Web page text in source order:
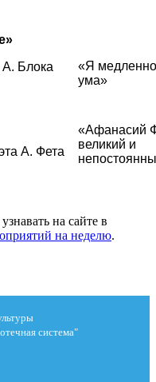
А. Блока
«Я
ума»
А. Фета
«Афанасий
великий и
на сайте в
на неделю.
система"